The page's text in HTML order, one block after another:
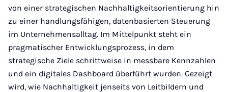
von einer strategischen Nachhaltigkeitsorientierung hin
zu einer handlungsfähigen, datenbasierten Steuerung
im Unternehmensalltag. Im Mittelpunkt steht ein
pragmatischer Entwicklungsprozess, in dem
strategische Ziele schrittweise in messbare Kennzahlen
und ein digitales Dashboard überführt wurden. Gezeigt
wird, wie Nachhaltigkeit jenseits von Leitbildern und